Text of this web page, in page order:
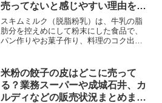
売ってないと感じやすい理由を紹
介
スキムミルク（脱脂粉乳）は、牛乳の脂
肪分を控えめにして粉末にした食品で、
パン作りやお菓子作り、料理のコク出
買おうとすると「スーパーで探したけど
見つからない」「乳製品コー...
米粉の餃子の皮はどこに売って
る？業務スーパーや成城石井、カ
ルディなどの販売状況まとめまし